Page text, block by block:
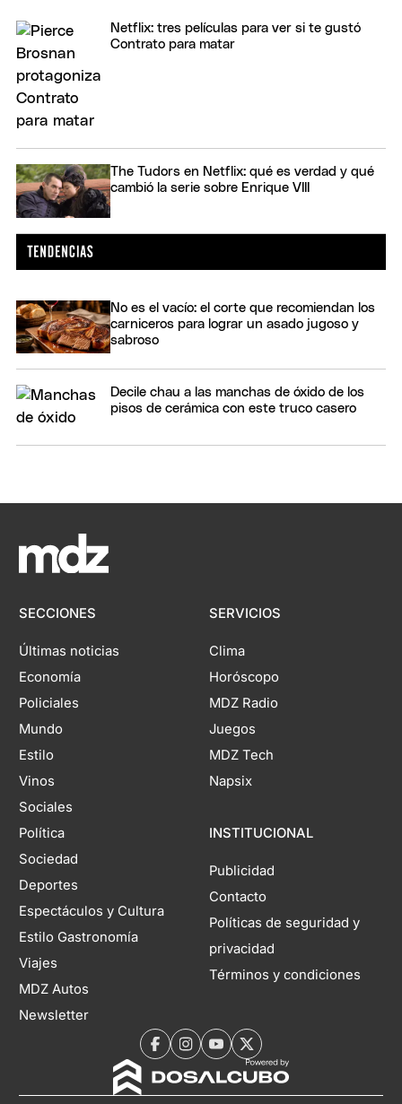
Netflix: tres películas para ver si te gustó
Contrato para matar
The Tudors en Netflix: qué es verdad y qué
cambió la serie sobre Enrique VIII
No es el vacío: el corte que recomiendan los
carniceros para lograr un asado jugoso y
sabroso
Decile chau a las manchas de óxido de los
pisos de cerámica con este truco casero
SECCIONES
Últimas noticias
Economía
Policiales
Mundo
Estilo
Vinos
Sociales
Política
Sociedad
Deportes
Espectáculos y Cultura
Estilo Gastronomía
Viajes
MDZ Autos
Newsletter
SERVICIOS
Clima
Horóscopo
MDZ Radio
Juegos
MDZ Tech
Napsix
INSTITUCIONAL
Publicidad
Contacto
Políticas de seguridad y
privacidad
Términos y condiciones